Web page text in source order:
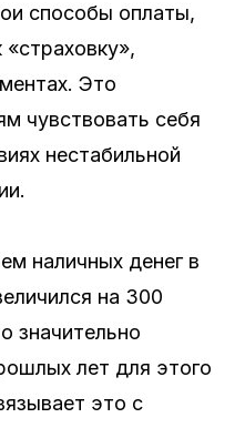
способы оплаты,
Это
чувствовать себя
нестабильной
наличных денег в
на 300
значительно
лет для этого
это с